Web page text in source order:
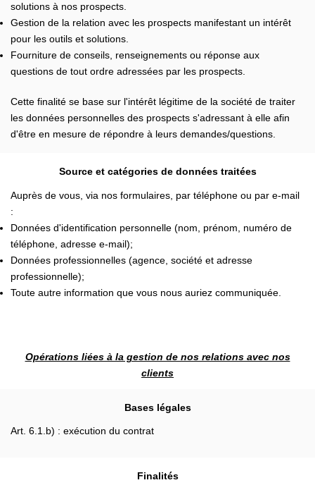
solutions à nos prospects.
Gestion de la relation avec les prospects manifestant un intérêt
pour les outils et solutions.
Fourniture de conseils, renseignements ou réponse aux
questions de tout ordre adressées par les prospects.
Cette finalité se base sur l'intérêt légitime de la société de traiter
les données personnelles des prospects s'adressant à elle afin
d'être en mesure de répondre à leurs demandes/questions.
Source et catégories de données traitées
Auprès de vous, via nos formulaires, par téléphone ou par e-mail
:
Données d'identification personnelle (nom, prénom, numéro de
téléphone, adresse e-mail);
Données professionnelles (agence, société et adresse
professionnelle);
Toute autre information que vous nous auriez communiquée.
Opérations liées à la gestion de nos relations avec nos
clients
Bases légales
Art. 6.1.b) : exécution du contrat
Finalités